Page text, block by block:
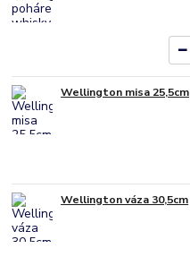
Wellington misa 25,5cm
Wellington váza 30,5cm